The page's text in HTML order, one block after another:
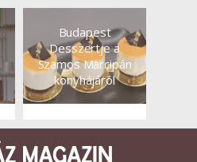
Budapest
Desszertje a
Szamos Marcipán
konyhájáról